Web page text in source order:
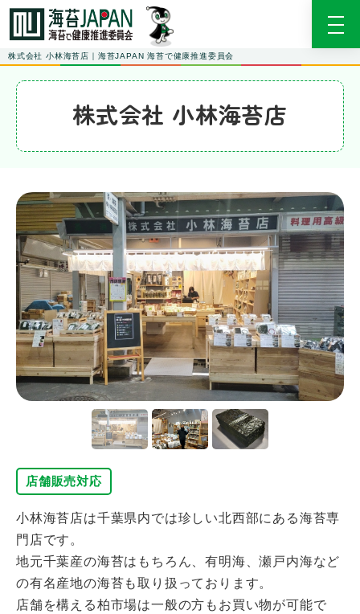
株式会社 小林海苔店｜海苔JAPAN 海苔で健康推進委員会
株式会社 小林海苔店
店舗販売対応
小林海苔店は千葉県内では珍しい北西部にある海苔専
門店です。
地元千葉産の海苔はもちろん、有明海、瀬戸内海など
の有名産地の海苔も取り扱っております。
店舗を構える柏市場は一般の方もお買い物が可能で